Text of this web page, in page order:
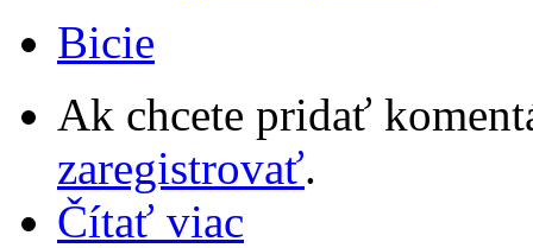
Bicie
Ak chcete pridať
zaregistrovať.
Čítať viac